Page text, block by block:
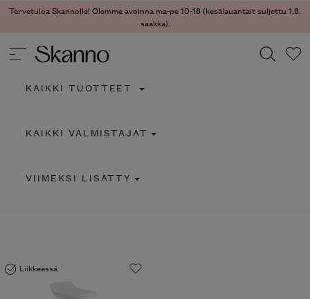
Tervetuloa Skannolle! Olemme avoinna ma-pe 10-18 (kesälauantait suljettu 1.8.
saakka).
Type 2 or more characters for results.
KAIKKI TUOTTEET
KAIKKI VALMISTAJAT
VIIMEKSI LISÄTTY
Liikkeessä